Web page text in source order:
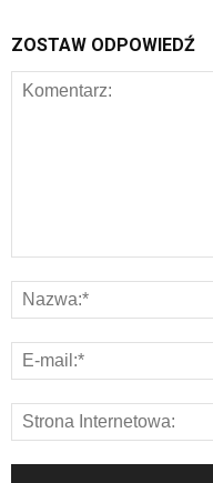
ZOSTAW ODPOWIEDŹ